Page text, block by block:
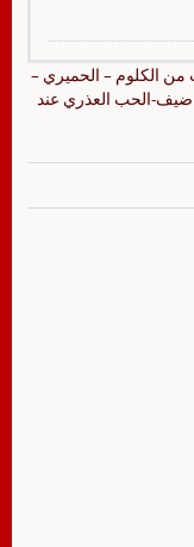
الكلوم – الحميري –
الحب العذري عند